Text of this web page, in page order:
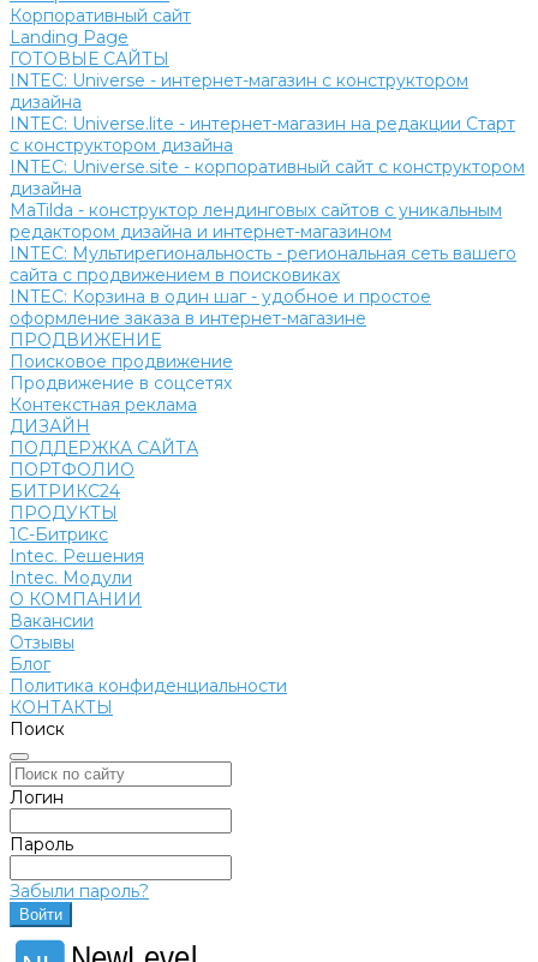
Корпоративный сайт
Landing Page
ГОТОВЫЕ САЙТЫ
INTEC: Universe - интернет-магазин с конструктором
дизайна
INTEC: Universe.lite - интернет-магазин на редакции Старт
с конструктором дизайна
INTEC: Universe.site - корпоративный сайт с конструктором
дизайна
MaTilda - конструктор лендинговых сайтов с уникальным
редактором дизайна и интернет-магазином
INTEC: Мультирегиональность - региональная сеть вашего
сайта с продвижением в поисковиках
INTEC: Корзина в один шаг - удобное и простое
оформление заказа в интернет-магазине
ПРОДВИЖЕНИЕ
Поисковое продвижение
Продвижение в соцсетях
Контекстная реклама
ДИЗАЙН
ПОДДЕРЖКА САЙТА
ПОРТФОЛИО
БИТРИКС24
ПРОДУКТЫ
1С-Битрикс
Intec. Решения
Intec. Модули
О КОМПАНИИ
Вакансии
Отзывы
Блог
Политика конфиденциальности
КОНТАКТЫ
Поиск
Логин
Пароль
Забыли пароль?